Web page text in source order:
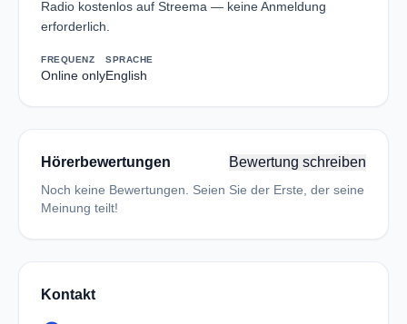
Radio kostenlos auf Streema — keine Anmeldung
erforderlich.
FREQUENZ
Online only
SPRACHE
English
Hörerbewertungen Bewertung schreiben
Noch keine Bewertungen. Seien Sie der Erste, der seine
Meinung teilt!
Kontakt